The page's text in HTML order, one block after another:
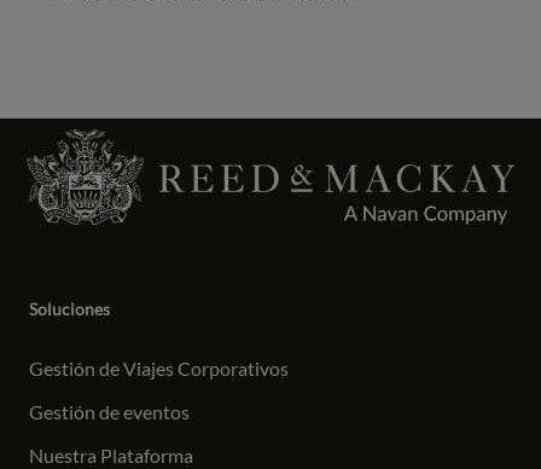
Soluciones
Gestión de Viajes Corporativos
Gestión de eventos
Nuestra Plataforma